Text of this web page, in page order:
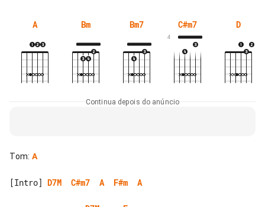
A Bm Bm7 C#m7
4
D
Continua depois do anúncio
Tom: A
[Intro] D7M C#m7 A F#m A